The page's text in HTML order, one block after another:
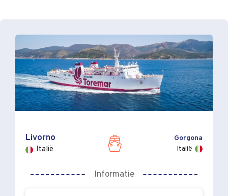
Livorno
Italië
Gorgona
Italië
Informatie